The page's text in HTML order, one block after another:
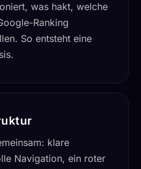
was hakt, welche
Ranking
So entsteht eine
klare
Navigation, ein roter